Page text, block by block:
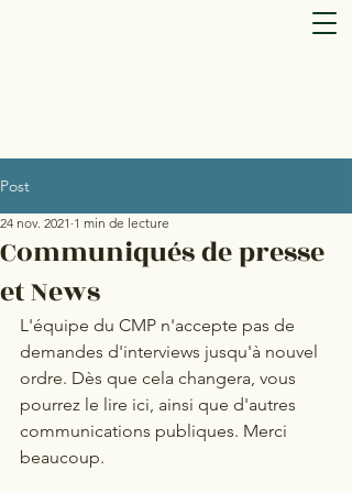
Post
Communiqués de presse
et News
24 nov. 2021 1 min de lecture
L'équipe du CMP n'accepte pas de
demandes d'interviews jusqu'à nouvel
ordre. Dès que cela changera, vous
pourrez le lire ici, ainsi que d'autres
communications publiques. Merci
beaucoup.